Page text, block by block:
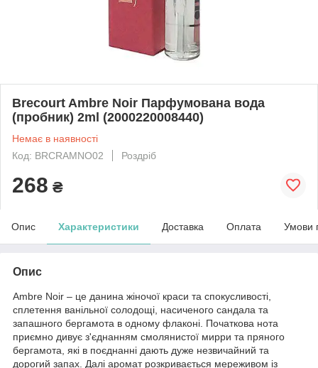
Brecourt Ambre Noir Парфумована вода
(пробник) 2ml (2000220008440)
Немає в наявності
Код: BRCRAMNO02
Роздріб
268 ₴
Опис Характеристики Доставка Оплата Умови
Опис
Ambre Noir – це данина жіночої краси та спокусливості,
сплетення ванільної солодощі, насиченого сандала та
запашного бергамота в одному флаконі. Початкова нота
приємно дивує з'єднанням смолянистої мирри та пряного
бергамота, які в поєднанні дають дуже незвичайний та
дорогий запах. Далі аромат розкривається мереживом із